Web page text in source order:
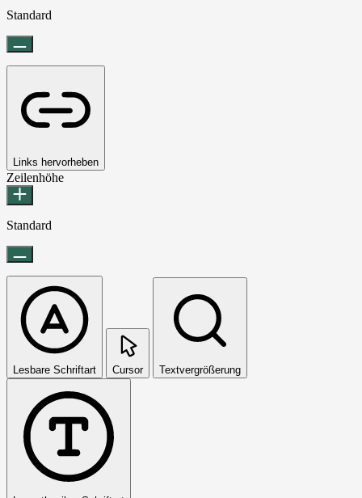
Standard
Links hervorheben
Zeilenhöhe
Standard
Lesbare Schriftart Cursor Textvergrößerung